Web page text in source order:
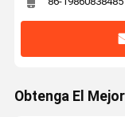
Obtenga El